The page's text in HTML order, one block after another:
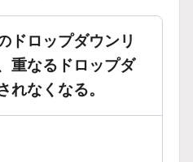
ドロップダウンリ
重なるドロップダ
れなくなる。